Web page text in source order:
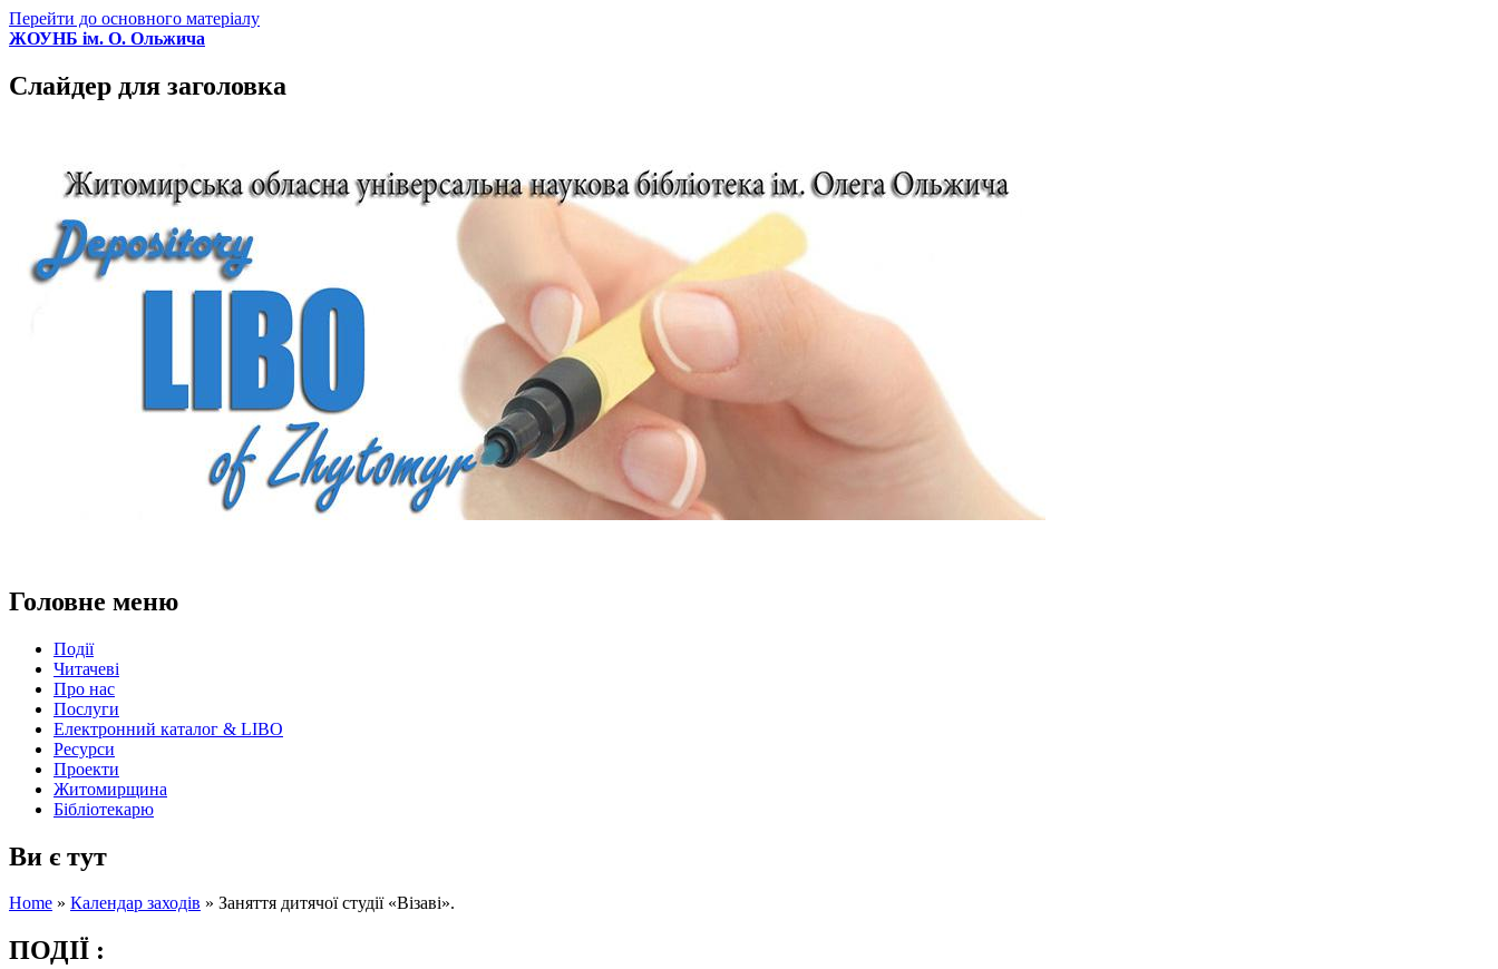
Перейти до основного матеріалу
ЖОУНБ ім. О. Ольжича
Слайдер для заголовка
Головне меню
Події
Читачеві
Про нас
Послуги
Електронний каталог & LIBO
Ресурси
Проекти
Житомирщина
Бібліотекарю
Ви є тут
Home » Календар заходів » Заняття дитячої студії «Візаві».
ПОДІЇ :